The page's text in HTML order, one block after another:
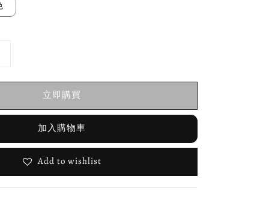
立即購買
加入購物車
Add to wishlist